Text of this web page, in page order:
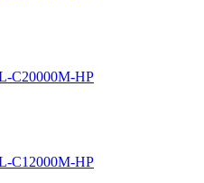
C20000M-HP
C12000M-HP